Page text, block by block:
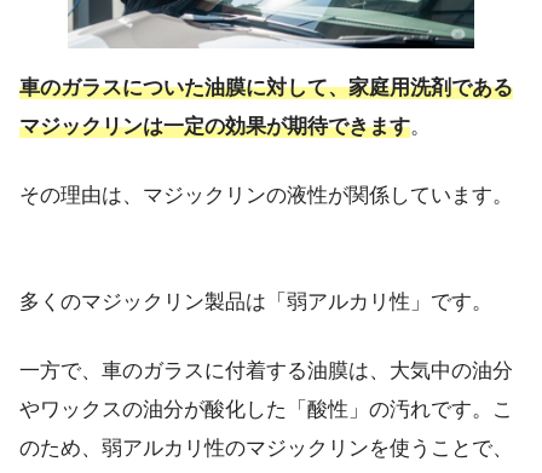
車のガラスについた油膜に対して、家庭用洗剤である
マジックリンは一定の効果が期待できます。
その理由は、マジックリンの液性が関係しています。
多くのマジックリン製品は「弱アルカリ性」です。
一方で、車のガラスに付着する油膜は、大気中の油分
やワックスの油分が酸化した「酸性」の汚れです。こ
のため、弱アルカリ性のマジックリンを使うことで、